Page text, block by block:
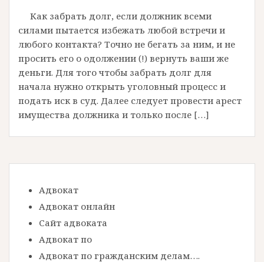
Как забрать долг, если должник всеми
силами пытается избежать любой встречи и
любого контакта? Точно не бегать за ним, и не
просить его о одолжении (!) вернуть ваши же
деньги. Для того чтобы забрать долг для
начала нужно открыть уголовный процесс и
подать иск в суд. Далее следует провести арест
имущества должника и только после […]
Адвокат
Адвокат онлайн
Сайт адвоката
Адвокат по
Адвокат по гражданским делам….